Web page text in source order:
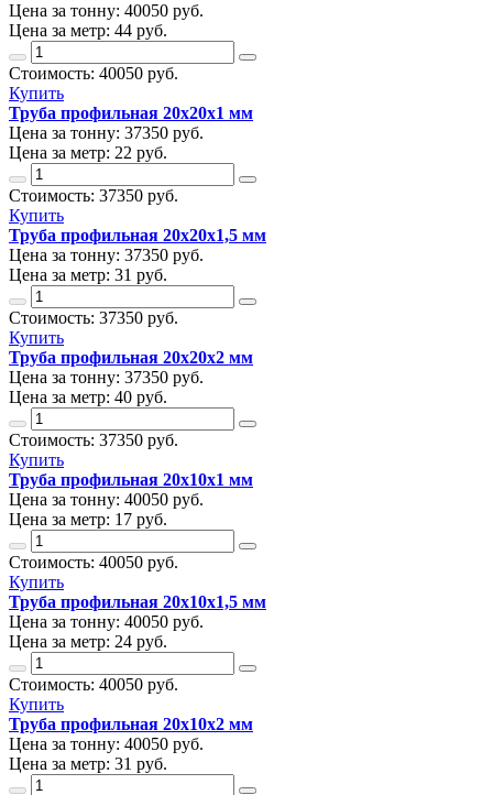
Цена за тонну: 40050 руб.
Цена за метр: 44 руб.
Стоимость: 40050 руб.
Купить
Труба профильная 20х20х1 мм
Цена за тонну: 37350 руб.
Цена за метр: 22 руб.
Стоимость: 37350 руб.
Купить
Труба профильная 20х20х1,5 мм
Цена за тонну: 37350 руб.
Цена за метр: 31 руб.
Стоимость: 37350 руб.
Купить
Труба профильная 20х20х2 мм
Цена за тонну: 37350 руб.
Цена за метр: 40 руб.
Стоимость: 37350 руб.
Купить
Труба профильная 20х10х1 мм
Цена за тонну: 40050 руб.
Цена за метр: 17 руб.
Стоимость: 40050 руб.
Купить
Труба профильная 20х10х1,5 мм
Цена за тонну: 40050 руб.
Цена за метр: 24 руб.
Стоимость: 40050 руб.
Купить
Труба профильная 20х10х2 мм
Цена за тонну: 40050 руб.
Цена за метр: 31 руб.